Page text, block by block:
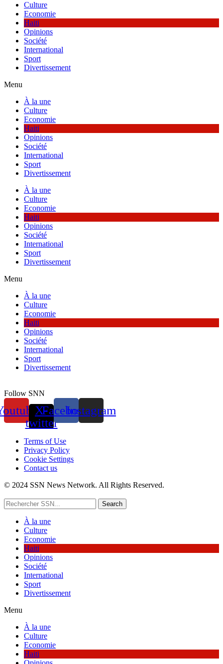
Culture
Economie
Haiti
Opinions
Société
International
Sport
Divertissement
Menu
À la une
Culture
Economie
Haiti
Opinions
Société
International
Sport
Divertissement
À la une
Culture
Economie
Haiti
Opinions
Société
International
Sport
Divertissement
Menu
À la une
Culture
Economie
Haiti
Opinions
Société
International
Sport
Divertissement
Follow SNN
X-
twitter
FacebookInstagram
Terms of Use
Privacy Policy
Cookie Settings
Contact us
© 2024 SSN News Network. All Rights Reserved.
Search
À la une
Culture
Economie
Haiti
Opinions
Société
International
Sport
Divertissement
Menu
À la une
Culture
Economie
Haiti